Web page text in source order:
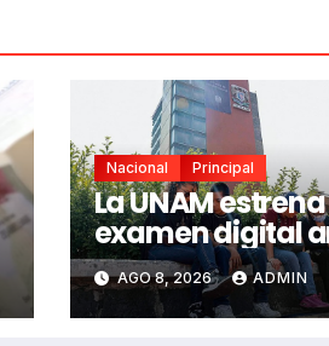
Nacional Principal
La UNAM estrena
examen digital
IA entre fallas
técnicas y
estudiantil
AGO 8, 2026 ADMIN